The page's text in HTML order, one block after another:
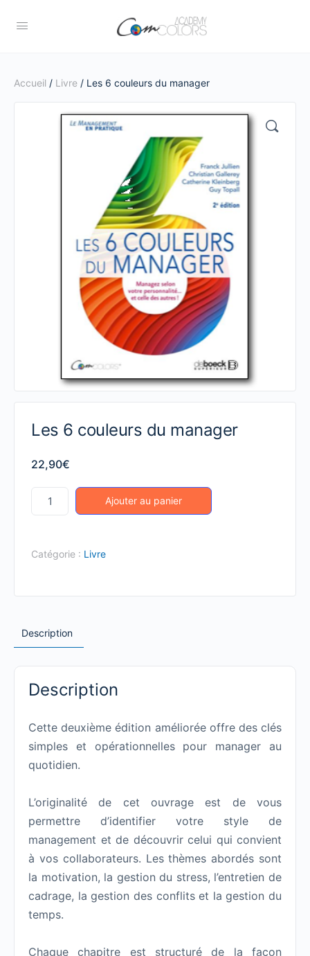
Accueil / Livre / Les 6 couleurs du manager
Les 6 couleurs du manager
22,90€
quantité
de
6
Ajouter au panier
Catégorie : Livre
Description
Description
Cette deuxième édition améliorée offre des clés
simples et opérationnelles pour manager au
quotidien.
L’originalité de cet ouvrage est de vous
permettre d’identifier votre style de
management et de découvrir celui qui convient
à vos collaborateurs. Les thèmes abordés sont
la motivation, la gestion du stress, l’entretien de
cadrage, la gestion des conflits et la gestion du
temps.
Chaque chapitre est structuré de la façon